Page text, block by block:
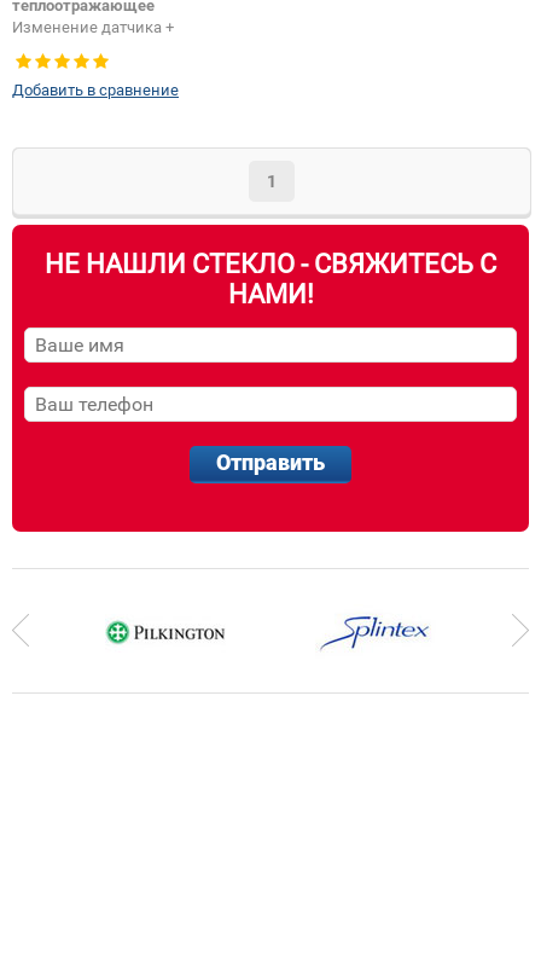
теплоотражающее
Изменение датчика +
шелкографии:
Добавить в сравнение
1
НЕ НАШЛИ СТЕКЛО - СВЯЖИТЕСЬ С
НАМИ!
Отправить